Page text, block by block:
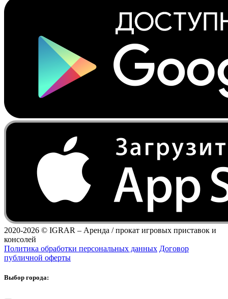
2020-2026 © IGRAR – Аренда / прокат игровых приставок и
консолей
Политика обработки персональных данных Договор
публичной оферты
Выбор города: